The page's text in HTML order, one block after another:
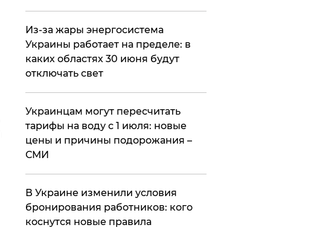
Из-за жары энергосистема
Украины работает на пределе: в
каких областях 30 июня будут
отключать свет
Украинцам могут пересчитать
тарифы на воду с 1 июля: новые
цены и причины подорожания –
СМИ
В Украине изменили условия
бронирования работников: кого
коснутся новые правила